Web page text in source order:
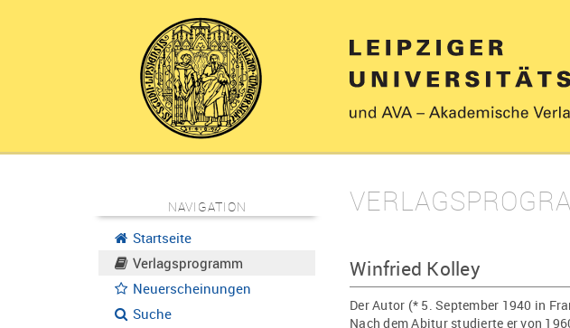
NAVIGATION
Startseite
Verlagsprogramm
Neuerscheinungen
Suche
Winfried Kolley
Der Autor (* 5. September 1940 in
Nach dem Abitur studierte er von